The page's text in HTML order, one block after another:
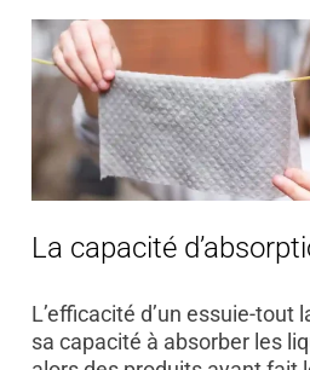
La capacité
L’efficacité d’un essuie-tout
sa capacité à absorber les